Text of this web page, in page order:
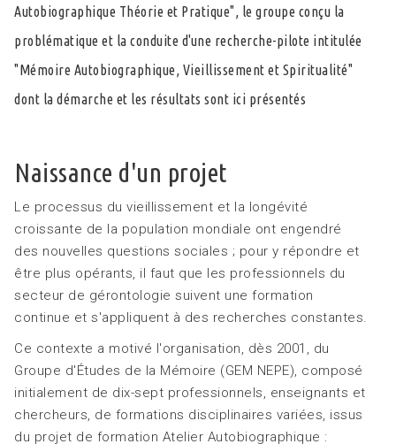
Autobiographique Théorie et Pratique", le groupe conçu la
problématique et la conduite d'une recherche-pilote intitulée
"Mémoire Autobiographique, Vieillissement et Spiritualité"
dont la démarche et les résultats sont ici présentés
Naissance d'un projet
Le processus du vieillissement et la longévité
croissante de la population mondiale ont engendré
des nouvelles questions sociales ; pour y répondre et
être plus opérants, il faut que les professionnels du
secteur de gérontologie suivent une formation
continue et s'appliquent à des recherches constantes.
Ce contexte a motivé l'organisation, dès 2001, du
Groupe d'Études de la Mémoire (GEM NEPE), composé
initialement de dix-sept professionnels, enseignants et
chercheurs, de formations disciplinaires variées, issus
du projet de formation Atelier Autobiographique :